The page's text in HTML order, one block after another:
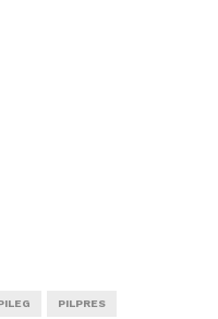
PILPRES